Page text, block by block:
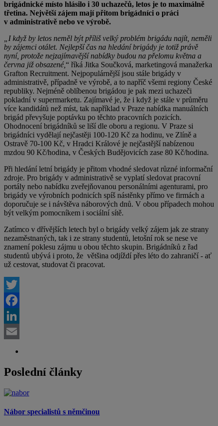
brigádnické místo hlásilo i 30 uchazečů, letos je to maximálně
třetina. Největší zájem mají přitom brigádníci o práci
v administrativě nebo ve výrobě.
„I když by letos neměl být příliš velký problém brigádu najít, neměli
by zájemci otálet. Nejlepší čas na hledání brigády je totiž právě
nyní, protože nejzajímavější nabídky budou na přelomu května a
června již obsazené, “ říká Jitka Součková, marketingová manažerka
Grafton Recruitment. Nejpopulárnější jsou stále brigády v
administrativě, případně ve výrobě, a to napříč všemi regiony České
republiky. Nejméně oblíbenou brigádou je pak mezi uchazeči
pokladní v supermarketu. Zajímavé je, že i když je stále v průměru
více kandidátů než míst, tak například v Praze nabídka manuálních
brigád převyšuje poptávku po těchto pracovních pozicích.
Ohodnocení brigádníků se liší dle oboru a regionu. V Praze si
brigádníci vydělají nejčastěji 100-120 Kč za hodinu, ve Zlíně a
Ostravě 70-100 Kč, v Hradci Králové je nejčastější nabízenou
mzdou 90 Kč/hodina, v Českých Budějovicích zase 80 Kč/hodina.
Při hledání letní brigády je přitom vhodné sledovat různé informační
zdroje. Pro brigády v administrativě se vyplatí sledovat pracovní
portály nebo nabídku zveřejňovanou personálními agenturami, pro
brigády ve výrobních podnicích spíš nástěnky přímo ve firmách a
doporučuje se i návštěva náborových dnů. V obou případech mohou
být velkým pomocníkem i sociální sítě.
Zatímco v dřívějších letech byl o brigády velký zájem jak ze strany
nezaměstnaných, tak i ze strany studentů, letošní rok se nese ve
znamení poklesu zájmu u obou těchto skupin. Brigádníků z řad
studentů ubývá i proto, že většina odjíždí přes léto do zahraničí - ať
už cestovat, studovat či pracovat.
Twitter
Facebook
LinkedIn
Poslední články
Nábor specialistů s němčinou